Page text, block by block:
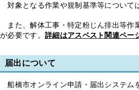
対象となる作業や規制基準等について
また、解体工事・特定粉じん排出等作
が必要です。 詳細はアスベスト関連ペー
届出について
船橋市オンライン申請・届出システム